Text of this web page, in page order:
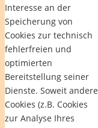
Interesse an der
Speicherung von
Cookies zur technisch
fehlerfreien und
optimierten
Bereitstellung seiner
Dienste. Soweit andere
Cookies (z.B. Cookies
zur Analyse Ihres